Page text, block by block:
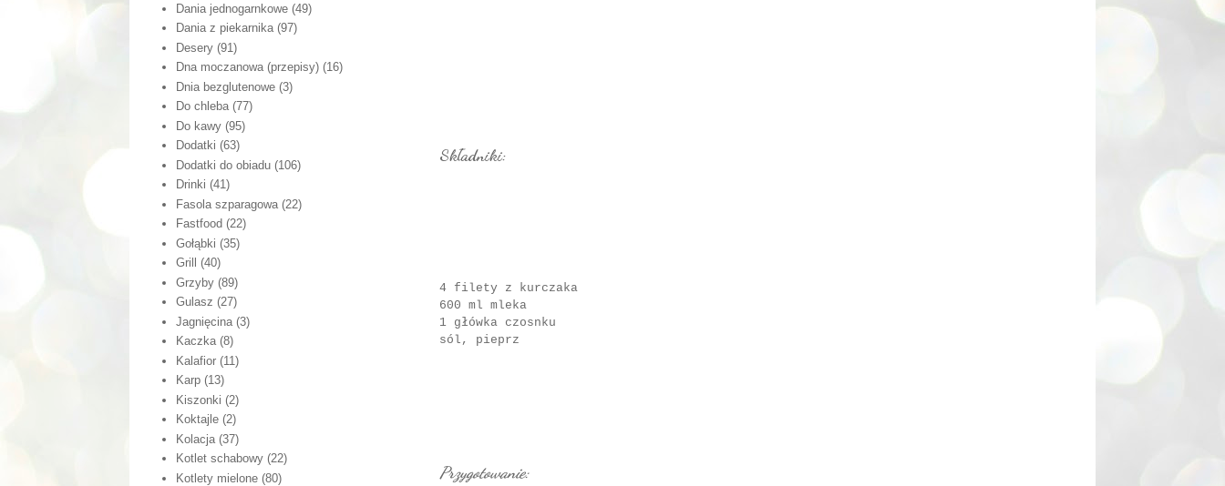
Składniki:
4 filety z kurczaka
600 ml mleka
1 główka czosnku
sól, pieprz
Przygotowanie:
Dania jednogarnkowe (49)
Dania z piekarnika (97)
Desery (91)
Dna moczanowa (przepisy) (16)
Dnia bezglutenowe (3)
Do chleba (77)
Do kawy (95)
Dodatki (63)
Dodatki do obiadu (106)
Drinki (41)
Fasola szparagowa (22)
Fastfood (22)
Gołąbki (35)
Grill
(40)
Grzyby (89)
Gulasz (27)
Jagnięcina (3)
Kaczka (8)
Kalafior (11)
Karp (13)
Kiszonki (2)
Koktajle (2)
Kolacja (37)
Kotlet schabowy (22)
Kotlety mielone (80)